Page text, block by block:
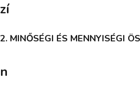
zí
2. MINŐSÉGI ÉS MENNYISÉGI
n